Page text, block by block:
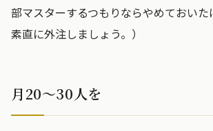
部マスターするつもりならやめておいた
素直に外注しましょう。）
月20〜30人を